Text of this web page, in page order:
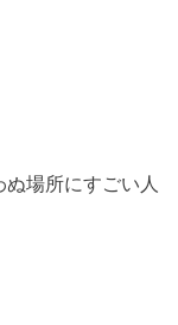
場所にすごい人